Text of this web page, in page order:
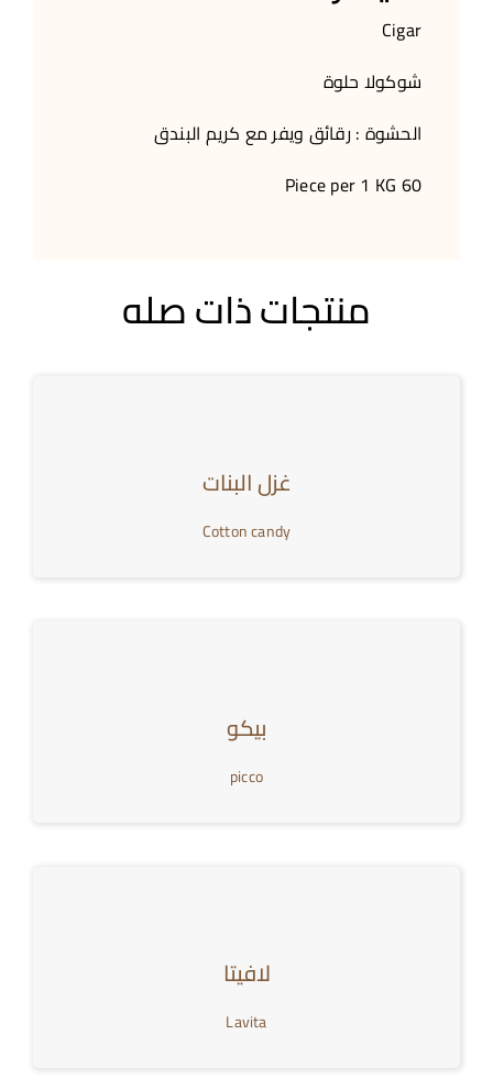
تواصل معنا
Cigar
شوكولا حلوة
الحشوة : رقائق ويفر مع كريم البندق
60 Piece per 1 KG
منتجات ذات صله
غزل البنات
Cotton candy
بيكو
picco
لافيتا
Lavita